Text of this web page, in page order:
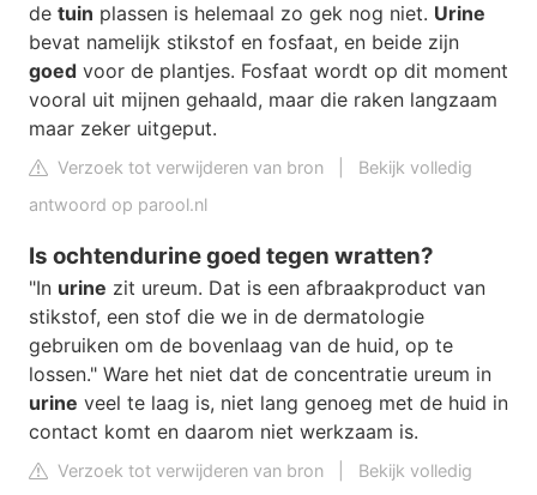
de tuin plassen is helemaal zo gek nog niet. Urine
bevat namelijk stikstof en fosfaat, en beide zijn
goed voor de plantjes. Fosfaat wordt op dit moment
vooral uit mijnen gehaald, maar die raken langzaam
maar zeker uitgeput.
Verzoek tot verwijderen van bron
Bekijk volledig
antwoord op parool.nl
Is ochtendurine goed tegen wratten?
"In urine zit ureum. Dat is een afbraakproduct van
stikstof, een stof die we in de dermatologie
gebruiken om de bovenlaag van de huid, op te
lossen." Ware het niet dat de concentratie ureum in
urine veel te laag is, niet lang genoeg met de huid in
contact komt en daarom niet werkzaam is.
Verzoek tot verwijderen van bron
Bekijk volledig